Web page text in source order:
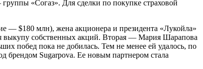
«Согаз». Для сделки по покупке страховой
— $180 млн), жена акционера и президента «Лукойла»
выкупу собственных акций. Вторая — Мария Шарапова
побед пока не добилась. Тем не менее ей удалось, по
брендом Sugarpova. Ее новым партнером стала